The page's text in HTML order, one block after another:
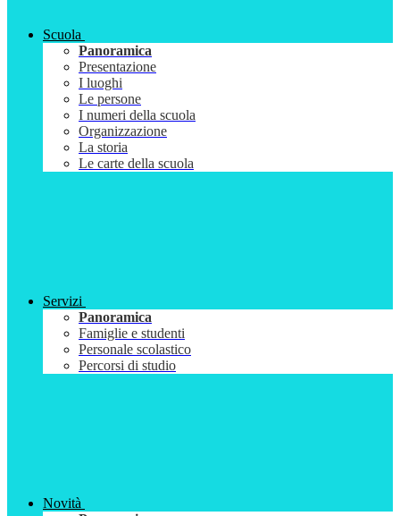
Scuola
Panoramica
Presentazione
I luoghi
Le persone
I numeri della scuola
Organizzazione
La storia
Le carte della scuola
Servizi
Panoramica
Famiglie e studenti
Personale scolastico
Percorsi di studio
Novità